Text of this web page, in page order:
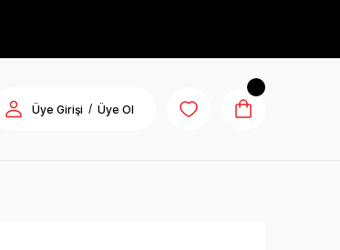
Üye Girişi / Üye Ol